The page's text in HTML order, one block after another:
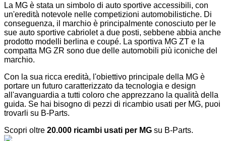
La MG è stata un simbolo di auto sportive accessibili, con
un'eredità notevole nelle competizioni automobilistiche. Di
conseguenza, il marchio è principalmente conosciuto per le
sue auto sportive cabriolet a due posti, sebbene abbia anche
prodotto modelli berlina e coupé. La sportiva MG ZT e la
compatta MG ZR sono due delle automobili più iconiche del
marchio.
Con la sua ricca eredità, l'obiettivo principale della MG è
portare un futuro caratterizzato da tecnologia e design
all'avanguardia a tutti coloro che apprezzano la qualità della
guida. Se hai bisogno di pezzi di ricambio usati per MG, puoi
trovarli su B-Parts.
Scopri oltre 20.000 ricambi usati per MG su B-Parts.